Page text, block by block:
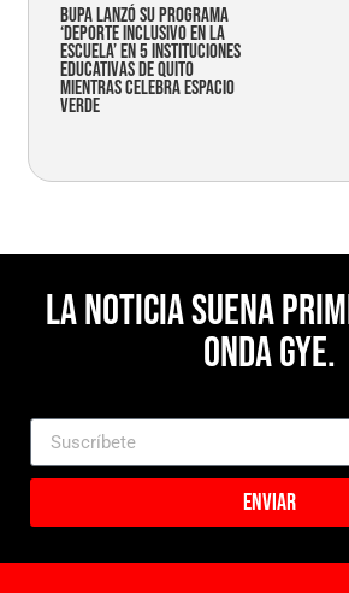
Bupa lanzó su programa
‘Deporte Inclusivo en la
Escuela’ en 5 instituciones
educativas de Quito
mientras celebra espacio
verde
La noticia suena
Onda Gye.
Enviar